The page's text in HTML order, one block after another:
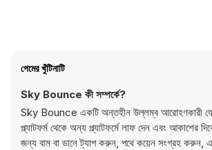
গেমের খুঁটিনাটি
Sky Bounce কী সম্পর্কে?
Sky Bounce একটি অন্তহীন উল্লম্ব আরোহণকারী
প্ল্যাটফর্ম থেকে অন্য প্ল্যাটফর্মে লাফ দেন এবং আকাশের
জন্য বাম বা ডানে ট্যাপ করুন, পথে কয়েন সংগ্রহ করুন,